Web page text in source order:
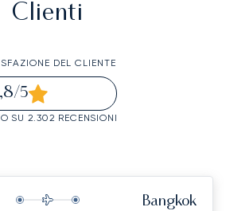
Clienti
DEL CLIENTE
/5
SU 2.302 RECENSIONI
Bangkok